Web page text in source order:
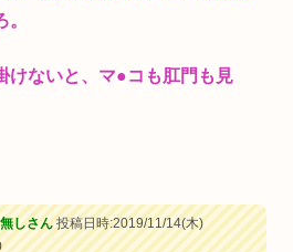
けないと、マ●コも肛門も見
しさん投稿日時:2019/11/14(木)